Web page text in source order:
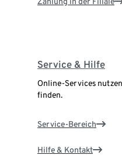
Service & Hilfe
Online-Services
finden.
Service-Bereich
Hilfe & Kontakt